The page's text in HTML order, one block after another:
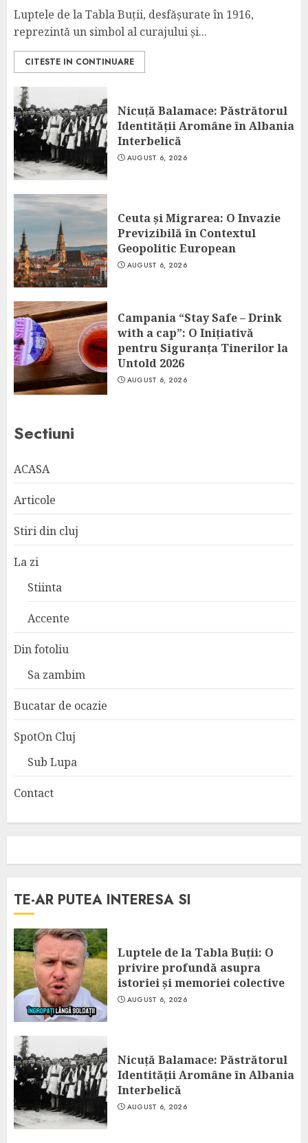
Luptele de la Tabla Buții, desfășurate în 1916,
reprezintă un simbol al curajului și...
CITESTE IN CONTINUARE
Nicuță Balamace: Păstrătorul
Identității Aromâne în Albania
Interbelică
AUGUST 6, 2026
Ceuta și Migrarea: O Invazie
Previzibilă în Contextul
Geopolitic European
AUGUST 6, 2026
Campania “Stay Safe – Drink
with a cap”: O Inițiativă
pentru Siguranța Tinerilor la
Untold 2026
AUGUST 6, 2026
Sectiuni
ACASA
Articole
Stiri din cluj
La zi
Stiinta
Accente
Din fotoliu
Sa zambim
Bucatar de ocazie
SpotOn Cluj
Sub Lupa
Contact
TE-AR PUTEA INTERESA SI
Luptele de la Tabla Buții: O
privire profundă asupra
istoriei și memoriei colective
AUGUST 6, 2026
Nicuță Balamace: Păstrătorul
Identității Aromâne în Albania
Interbelică
AUGUST 6, 2026